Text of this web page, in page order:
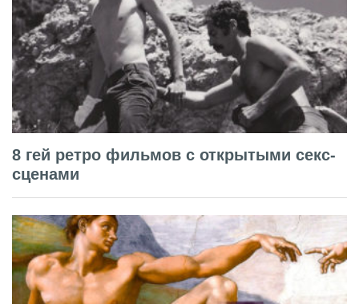
8 гей ретро фильмов с открытыми секс-
сценами